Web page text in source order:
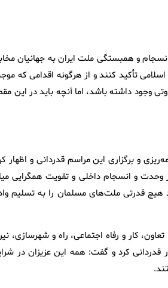
و همبستگی ملت ایران به جهانیان
تأکید کنند و از هرگونه اقدامی که
وجود داشته باشد، اما آنچه باید در این
و برگزاری این مراسم قدردانی و اظهار
وحدت و انسجام داخلی و تقویت همگرایی
هیچ قدرتی ملت‌های مسلمان را به تسلیم
کار و رفاه اجتماعی، راه و شهرسازی،
کرد و گفت: همه این عزیزان در